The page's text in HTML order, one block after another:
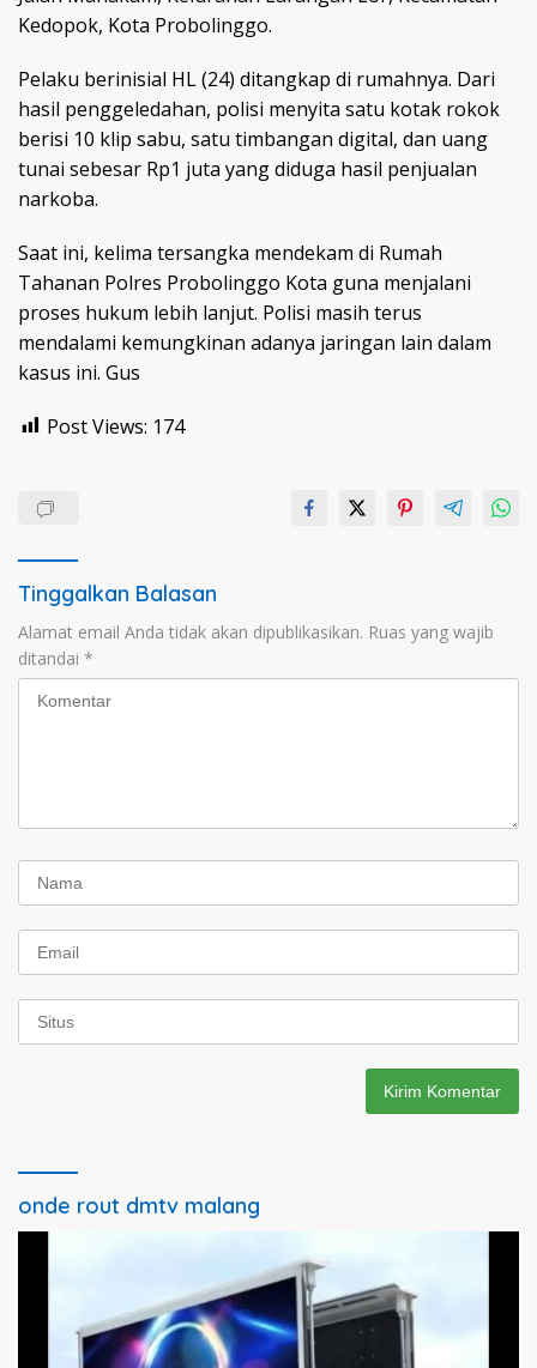
Kedopok, Kota Probolinggo.
Pelaku berinisial HL (24) ditangkap di rumahnya. Dari
hasil penggeledahan, polisi menyita satu kotak rokok
berisi 10 klip sabu, satu timbangan digital, dan uang
tunai sebesar Rp1 juta yang diduga hasil penjualan
narkoba.
Saat ini, kelima tersangka mendekam di Rumah
Tahanan Polres Probolinggo Kota guna menjalani
proses hukum lebih lanjut. Polisi masih terus
mendalami kemungkinan adanya jaringan lain dalam
kasus ini. Gus
Post Views: 174
Tinggalkan Balasan
Alamat email Anda tidak akan dipublikasikan. Ruas yang wajib
ditandai *
onde rout dmtv malang